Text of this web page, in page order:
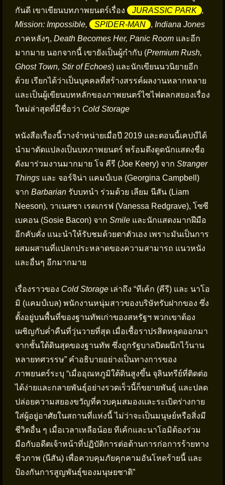
กันดี เขาเขียนบทภาพยนตร์เรื่อง
JURASSIC PARK
,
Mission: Impossible,
SPIDER-MAN , Indiana Jones
ภาคหลังๆ, Death Becomes Her, Panic Room และอีก
มากมาย นอกจากนี้ เขายังเป็นผู้กำกับ (Premium Rush,
Ghost Town, Stir of Echoes) และนักเขียนนวนิยายอีก
ด้วย เรียกได้ว่าเป็นบุคคลที่สร้างสรรค์ผลงานหลากหลาย
และเป็นผู้เขียนบทหลักของภาพยนตร์ไซไฟตลกสยองเรื่อง
ใหม่ล่าสุดที่มีชื่อว่า Cold Storage
หนังสือเรื่องนี้วางจำหน่ายเมื่อปี 2019 และตอนนี้เคปป์ได้
นำมาดัดแปลงเป็นบทภาพยนตร์ พร้อมดึงดูดนักแสดงชื่อ
ดังมาร่วมงานมากมาย โจ คีรี (Joe Keery) จาก Stranger
Things และ จอร์จิน่า แคมป์เบล (Georgina Campbell)
จาก Barbarian รับบทนำ ร่วมด้วย เลียม นีสัน (Liam
Neeson), วาเนสซา เรดเกรฟ (Vanessa Redgrave), โซซี
เบคอน (Sosie Bacon) จาก Smile และนักแสดงมากฝีมือ
อีกคับคั่ง แนะนำให้รับชมด้วยตาตัวเอง เพราะมันเป็นการ
ผสมผสานที่แปลกประหลาดของความสามารถ แนวหนัง
และอื่นๆ อีกมากมาย
เรื่องราวของ Cold Storage เล่าถึง “ทีเค้ก (คีรี) และ นาโอ
มิ (แคมป์เบล) พนักงานหนุ่มสาวของบริษัทรับฝากของ ซึ่ง
ตั้งอยู่บนพื้นที่ของฐานทัพเก่าของสหรัฐฯ พวกเขาต้อง
เผชิญกับค่ำคืนที่วุ่นวายที่สุด เมื่อเชื้อราปรสิตหลุดออกมา
จากชั้นใต้ดินสุดของฐานทัพ ซึ่งถูกรัฐบาลปิดผนึกไว้นาน
หลายทศวรรษ” คำอธิบายอย่างเป็นทางการของ
ภาพยนตร์ระบุ “เมื่ออุณหภูมิใต้ดินสูงขึ้น จุลินทรีย์ที่ติดต่อ
ได้ง่ายและกลายพันธุ์อย่างรวดเร็วนี้ก็ขยายพันธุ์ และปลด
ปล่อยความสยองขวัญที่ควบคุมสมองและระเบิดร่างกาย
ใส่ผู้อยู่อาศัยในสถานที่แห่งนี้ ไม่ว่าจะเป็นมนุษย์หรือสิ่งมี
ชีวิตอื่น ๆ เมื่อเวลาเหลือน้อย ทีเค้กและนาโอมิต้องร่วม
มือกับอดีตเจ้าหน้าที่ปฏิบัติการต่อต้านการก่อการร้ายทาง
ชีวภาพ (นีสัน) เพื่อควบคุมภัยคุกคามอันโหดร้ายนี้ และ
ป้องกันการสูญพันธุ์ของมนุษยชาติ”